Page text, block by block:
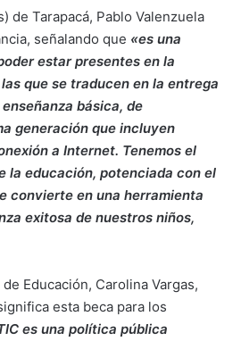
de Tarapacá, Pablo Valenzuela
señalando que «es una
estar presentes en la
que se traducen en la entrega
básica, de
generación que incluyen
a Internet. Tenemos el
la educación, potenciada con el
convierte en una herramienta
exitosa de nuestros niños,
Educación, Carolina Vargas,
esta beca para los
es una política pública